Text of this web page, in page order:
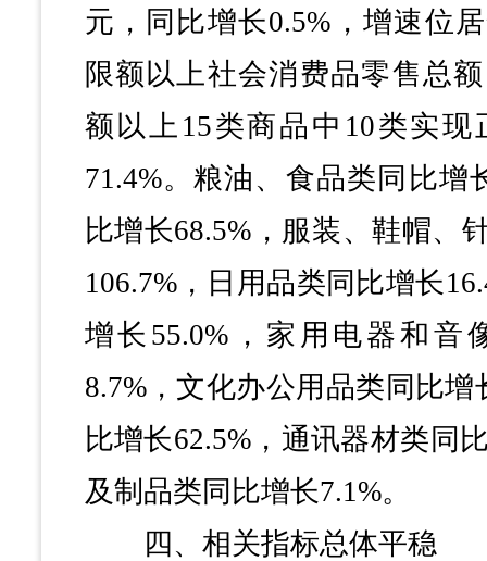
元，同比增长0.5%，增速位
限额以上社会消费品零售总
额以上15类商品中10类实
71.4%。粮油、食品类同比增
比增长68.5%，服装、鞋帽、
106.7%，日用品类同比增长
增长55.0%，家用电器和音
8.7%，文化办公用品类同比增
比增长62.5%，通讯器材类同
及制品类同比增长7.1%。
四、相关指标总体平稳